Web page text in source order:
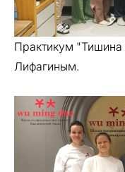
Практикум
Лифагиным.